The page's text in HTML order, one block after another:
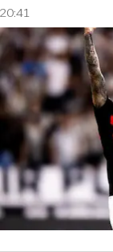
20:41